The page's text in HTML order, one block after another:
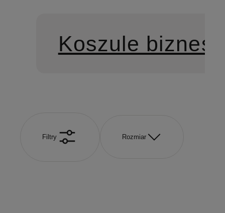
Koszule
Filtry Rozmiar